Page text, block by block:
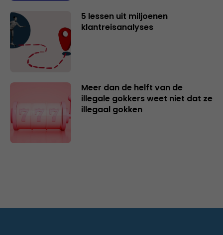
5 lessen uit miljoenen
klantreisanalyses
Meer dan de helft van de
illegale gokkers weet niet dat ze
illegaal gokken